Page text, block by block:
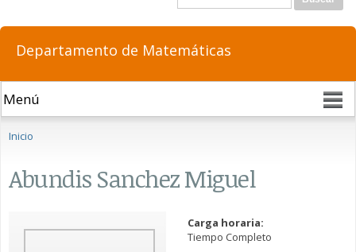
Departamento de Matemáticas
Inicio
Abundis Sanchez Miguel
Carga horaria:
Tiempo Completo